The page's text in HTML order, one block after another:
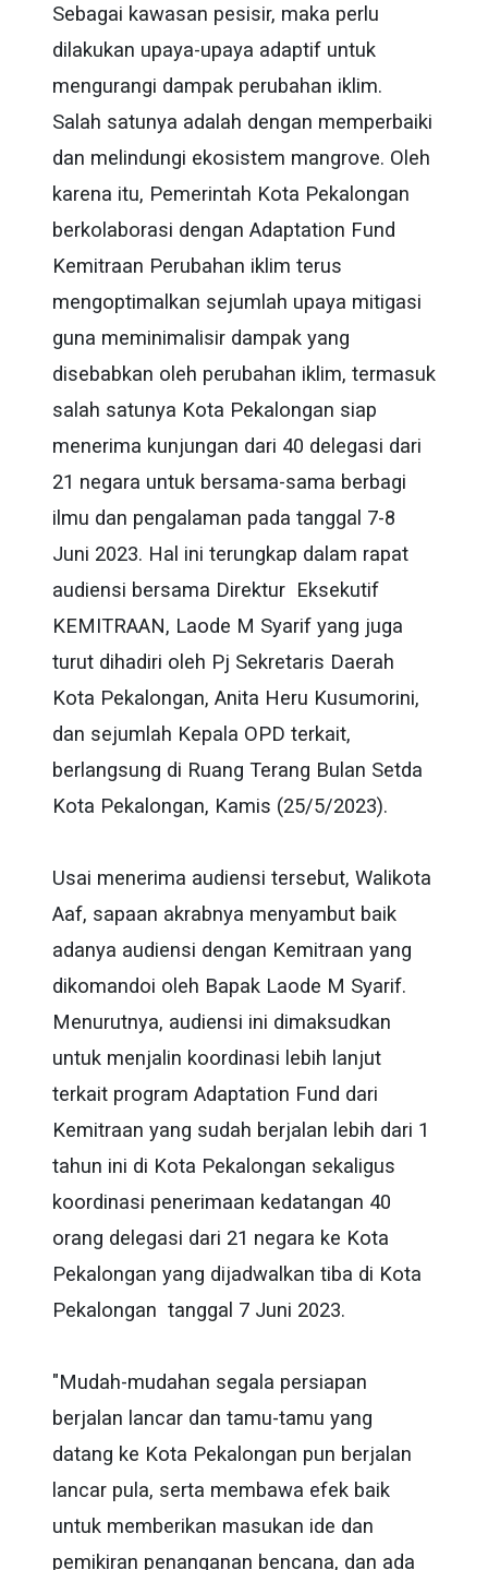
Sebagai kawasan pesisir, maka perlu
dilakukan upaya-upaya adaptif untuk
mengurangi dampak perubahan iklim.
Salah satunya adalah dengan memperbaiki
dan melindungi ekosistem mangrove. Oleh
karena itu, Pemerintah Kota Pekalongan
berkolaborasi dengan Adaptation Fund
Kemitraan Perubahan iklim terus
mengoptimalkan sejumlah upaya mitigasi
guna meminimalisir dampak yang
disebabkan oleh perubahan iklim, termasuk
salah satunya Kota Pekalongan siap
menerima kunjungan dari 40 delegasi dari
21 negara untuk bersama-sama berbagi
ilmu dan pengalaman pada tanggal 7-8
Juni 2023. Hal ini terungkap dalam rapat
audiensi bersama Direktur Eksekutif
KEMITRAAN, Laode M Syarif yang juga
turut dihadiri oleh Pj Sekretaris Daerah
Kota Pekalongan, Anita Heru Kusumorini,
dan sejumlah Kepala OPD terkait,
berlangsung di Ruang Terang Bulan Setda
Kota Pekalongan, Kamis (25/5/2023).
Usai menerima audiensi tersebut, Walikota
Aaf, sapaan akrabnya menyambut baik
adanya audiensi dengan Kemitraan yang
dikomandoi oleh Bapak Laode M Syarif.
Menurutnya, audiensi ini dimaksudkan
untuk menjalin koordinasi lebih lanjut
terkait program Adaptation Fund dari
Kemitraan yang sudah berjalan lebih dari 1
tahun ini di Kota Pekalongan sekaligus
koordinasi penerimaan kedatangan 40
orang delegasi dari 21 negara ke Kota
Pekalongan yang dijadwalkan tiba di Kota
Pekalongan tanggal 7 Juni 2023.
"Mudah-mudahan segala persiapan
berjalan lancar dan tamu-tamu yang
datang ke Kota Pekalongan pun berjalan
lancar pula, serta membawa efek baik
untuk memberikan masukan ide dan
pemikiran penanganan bencana, dan ada